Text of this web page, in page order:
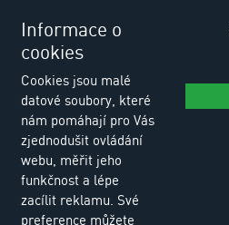
tel.: +420 318 494 100
e-email: eurositex@eurositex.cz
Euro SITEX s.r.o.
K Podlesí 630, 261 01 Příbram VI
Česká republika
Zásady zpracování osobních údajů
Informace o
cookies
Cookies jsou malé
datové soubory, které
nám pomáhají pro Vás
zjednodušit ovládání
webu, měřit jeho
funkčnost a lépe
zacílit reklamu. Své
preference můžete